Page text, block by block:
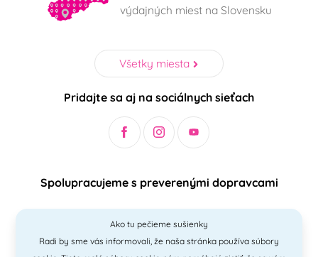
výdajných miest na Slovensku
Všetky miesta
Pridajte sa aj na sociálnych sieťach
Spolupracujeme s preverenými dopravcami
Ako tu pečieme sušienky
Radi by sme vás informovali, že naša stránka používa súbory